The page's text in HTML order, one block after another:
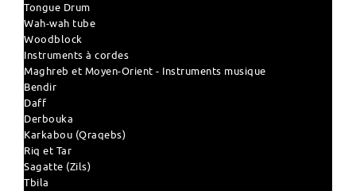
Tongue Drum
Wah-wah tube
Woodblock
Instruments à cordes
Maghreb et Moyen-Orient - Instruments musique
Bendir
Daff
Derbouka
Karkabou (Qraqebs)
Riq et Tar
Sagatte (Zils)
Tbila